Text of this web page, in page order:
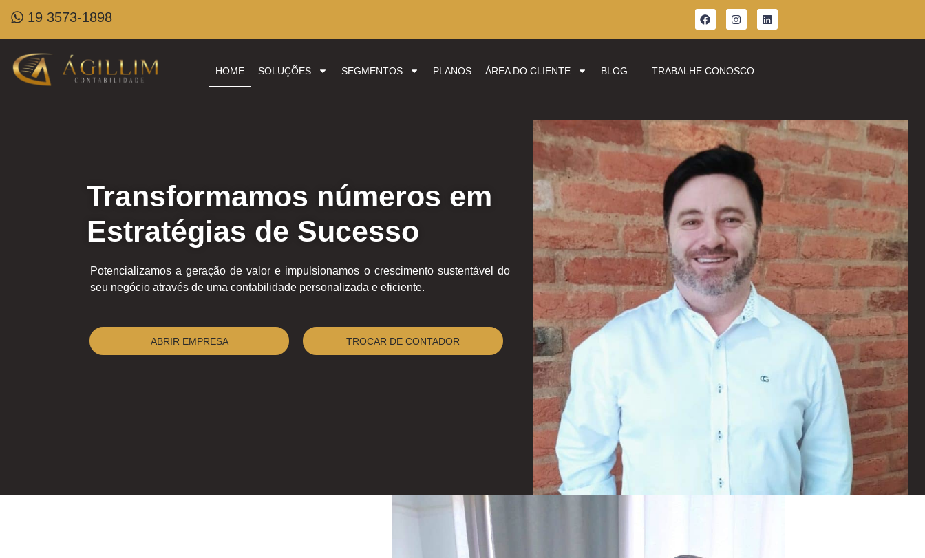
19 3573-1898
HOME SOLUÇÕES SEGMENTOS PLANOS ÁREA DO CLIENTE BLOG TRABALHE CONOSCO
Transformamos números em
Estratégias de Sucesso
Potencializamos a geração de valor e impulsionamos o crescimento sustentável do
seu negócio através de uma contabilidade personalizada e eficiente.
ABRIR EMPRESA TROCAR DE CONTADOR